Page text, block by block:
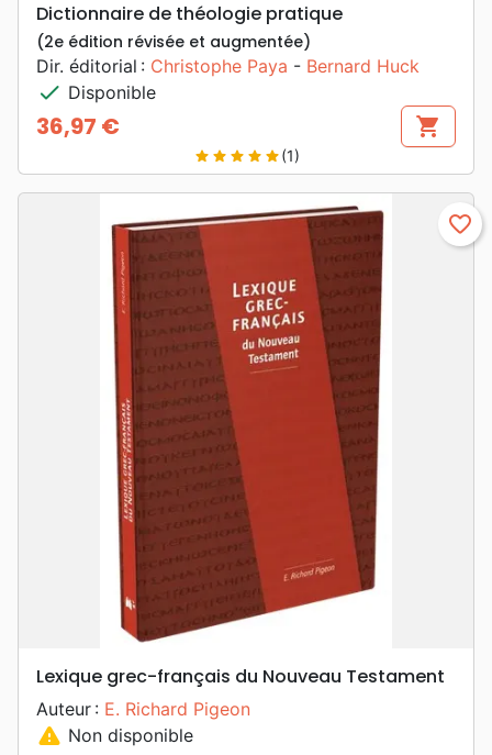
Dictionnaire de théologie pratique
(2e édition révisée et augmentée)
Dir. éditorial : Christophe Paya - Bernard Huck
check Disponible
Prix
36,97 € shopping_cart
star star star star star(1)
favorite_border
Lexique grec-français du Nouveau Testament
Auteur : E. Richard Pigeon
warning Non disponible